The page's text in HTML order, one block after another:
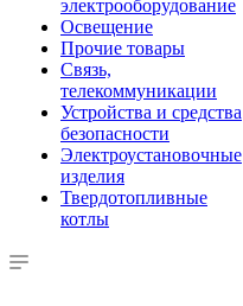
электрооборудование
Освещение
Прочие товары
Связь,
телекоммуникации
Устройства и средства
безопасности
Электроустановочные
изделия
Твердотопливные
котлы